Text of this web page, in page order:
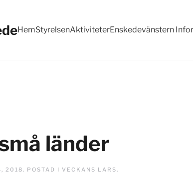
HemStyrelsenAktiviteterEnskedevänstern
länder
2018. POSTAD I VECKANS LARS.